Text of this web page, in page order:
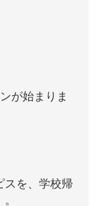
が始まりま
スを、学校帰